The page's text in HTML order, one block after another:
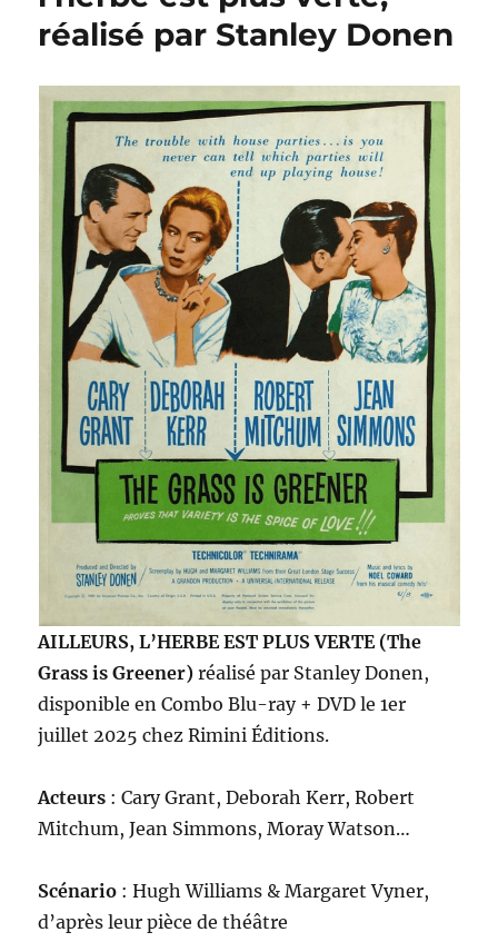
réalisé par Stanley Donen
AILLEURS, L’HERBE EST PLUS VERTE (The
Grass is Greener)réalisé par Stanley Donen,
disponible en Combo Blu-ray + DVD le 1er
juillet 2025 chez Rimini Éditions.
Acteurs : Cary Grant, Deborah Kerr, Robert
Mitchum, Jean Simmons, Moray Watson…
Scénario : Hugh Williams & Margaret Vyner,
d’après leur pièce de théâtre